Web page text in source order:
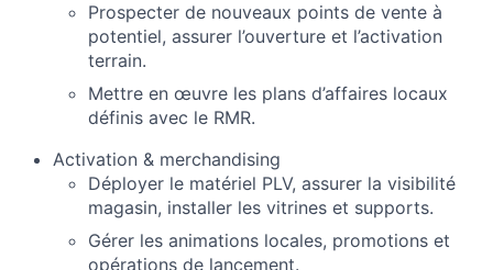
Prospecter de nouveaux points de vente à
potentiel, assurer l’ouverture et l’activation
terrain.
Mettre en œuvre les plans d’affaires locaux
définis avec le RMR.
Activation & merchandising
Déployer le matériel PLV, assurer la visibilité
magasin, installer les vitrines et supports.
Gérer les animations locales, promotions et
opérations de lancement.